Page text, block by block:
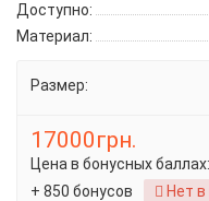
Доступно:
Материал:
Размер:
17000грн.
Цена в бонусных баллах:
+ 850 бонусов
Нет